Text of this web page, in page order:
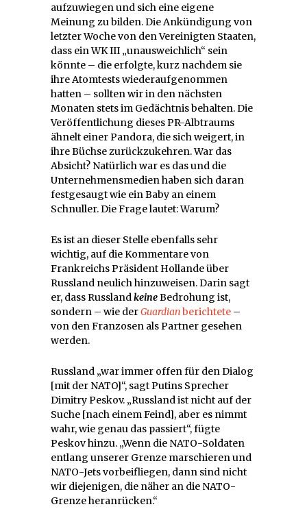
aufzuwiegen und sich eine eigene
Meinung zu bilden. Die Ankündigung von
letzter Woche von den Vereinigten Staaten,
dass ein WK III „unausweichlich“ sein
könnte – die erfolgte, kurz nachdem sie
ihre Atomtests wiederaufgenommen
hatten – sollten wir in den nächsten
Monaten stets im Gedächtnis behalten. Die
Veröffentlichung dieses PR-Albtraums
ähnelt einer Pandora, die sich weigert, in
ihre Büchse zurückzukehren. War das
Absicht? Natürlich war es das und die
Unternehmensmedien haben sich daran
festgesaugt wie ein Baby an einem
Schnuller. Die Frage lautet: Warum?
Es ist an dieser Stelle ebenfalls sehr
wichtig, auf die Kommentare von
Frankreichs Präsident Hollande über
Russland neulich hinzuweisen. Darin sagt
er, dass RusslandkeineBedrohung ist,
sondern – wie derGuardianberichtete –
von den Franzosen als Partner gesehen
werden.
Russland „war immer offen für den Dialog
[mit der NATO]“, sagt Putins Sprecher
Dimitry Peskov. „Russland ist nicht auf der
Suche [nach einem Feind], aber es nimmt
wahr, wie genau das passiert“, fügte
Peskov hinzu. „Wenn die NATO-Soldaten
entlang unserer Grenze marschieren und
NATO-Jets vorbeifliegen, dann sind nicht
wir diejenigen, die näher an die NATO-
Grenze heranrücken.“